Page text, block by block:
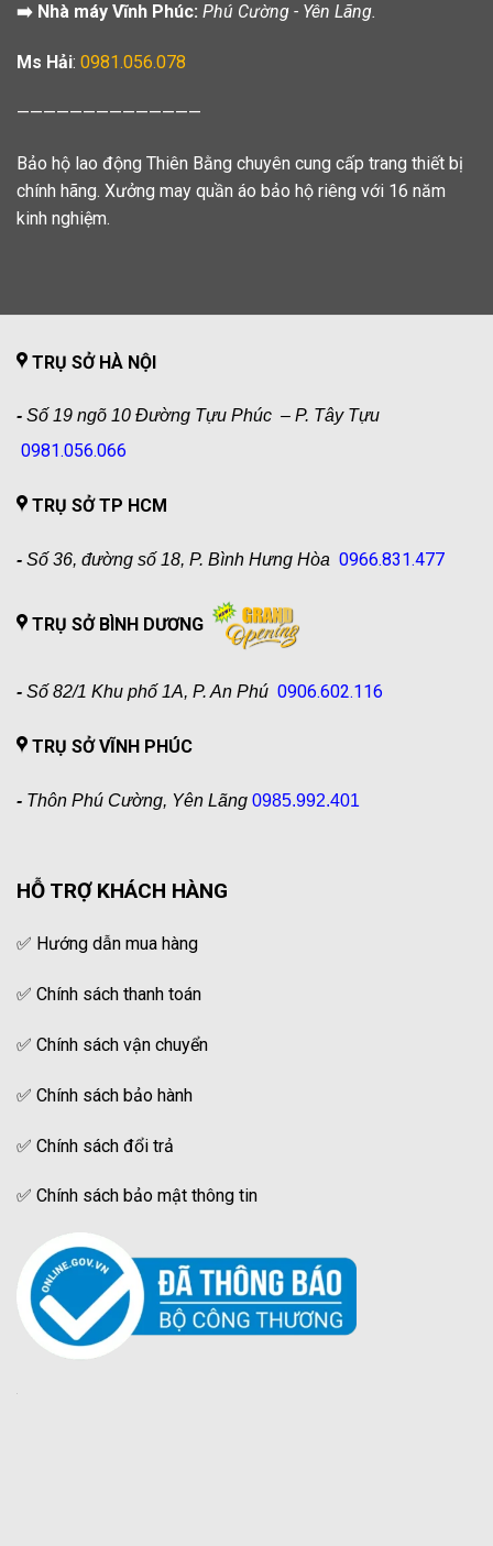
➡️ Nhà máy Vĩnh Phúc: Phú Cường - Yên Lãng.
Ms Hải: 0981.056.078
——————————————
Bảo hộ lao động Thiên Bằng chuyên cung cấp trang thiết bị
chính hãng. Xưởng may quần áo bảo hộ riêng với 16 năm
kinh nghiệm.
TRỤ SỞ HÀ NỘI
- Số 19 ngõ 10 Đường Tựu Phúc – P. Tây Tựu
0981.056.066
TRỤ SỞ TP HCM
- Số 36, đường số 18, P. Bình Hưng Hòa 0966.831.477
TRỤ SỞ BÌNH DƯƠNG
- Số 82/1 Khu phố 1A, P. An Phú 0906.602.116
TRỤ SỞ VĨNH PHÚC
- Thôn Phú Cường, Yên Lãng 0985.992.401
HỖ TRỢ KHÁCH HÀNG
✅ Hướng dẫn mua hàng
✅ Chính sách thanh toán
✅ Chính sách vận chuyển
✅ Chính sách bảo hành
✅ Chính sách đổi trả
✅ Chính sách bảo mật thông tin